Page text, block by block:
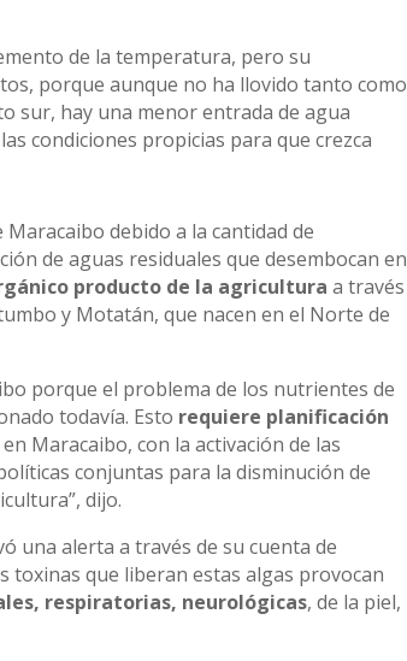
de la temperatura, pero su
porque aunque no ha llovido tanto como
sur, hay una menor entrada de agua
condiciones propicias para que crezca
debido a la cantidad de
de aguas residuales que desembocan en
producto de la agricultura a través
y Motatán, que nacen en el Norte de
porque el problema de los nutrientes de
todavía. Esto requiere planificación
Maracaibo, con la activación de las
conjuntas para la disminución de
dijo.
una alerta a través de su cuenta de
toxinas que liberan estas algas provocan
respiratorias, neurológicas, de la piel,